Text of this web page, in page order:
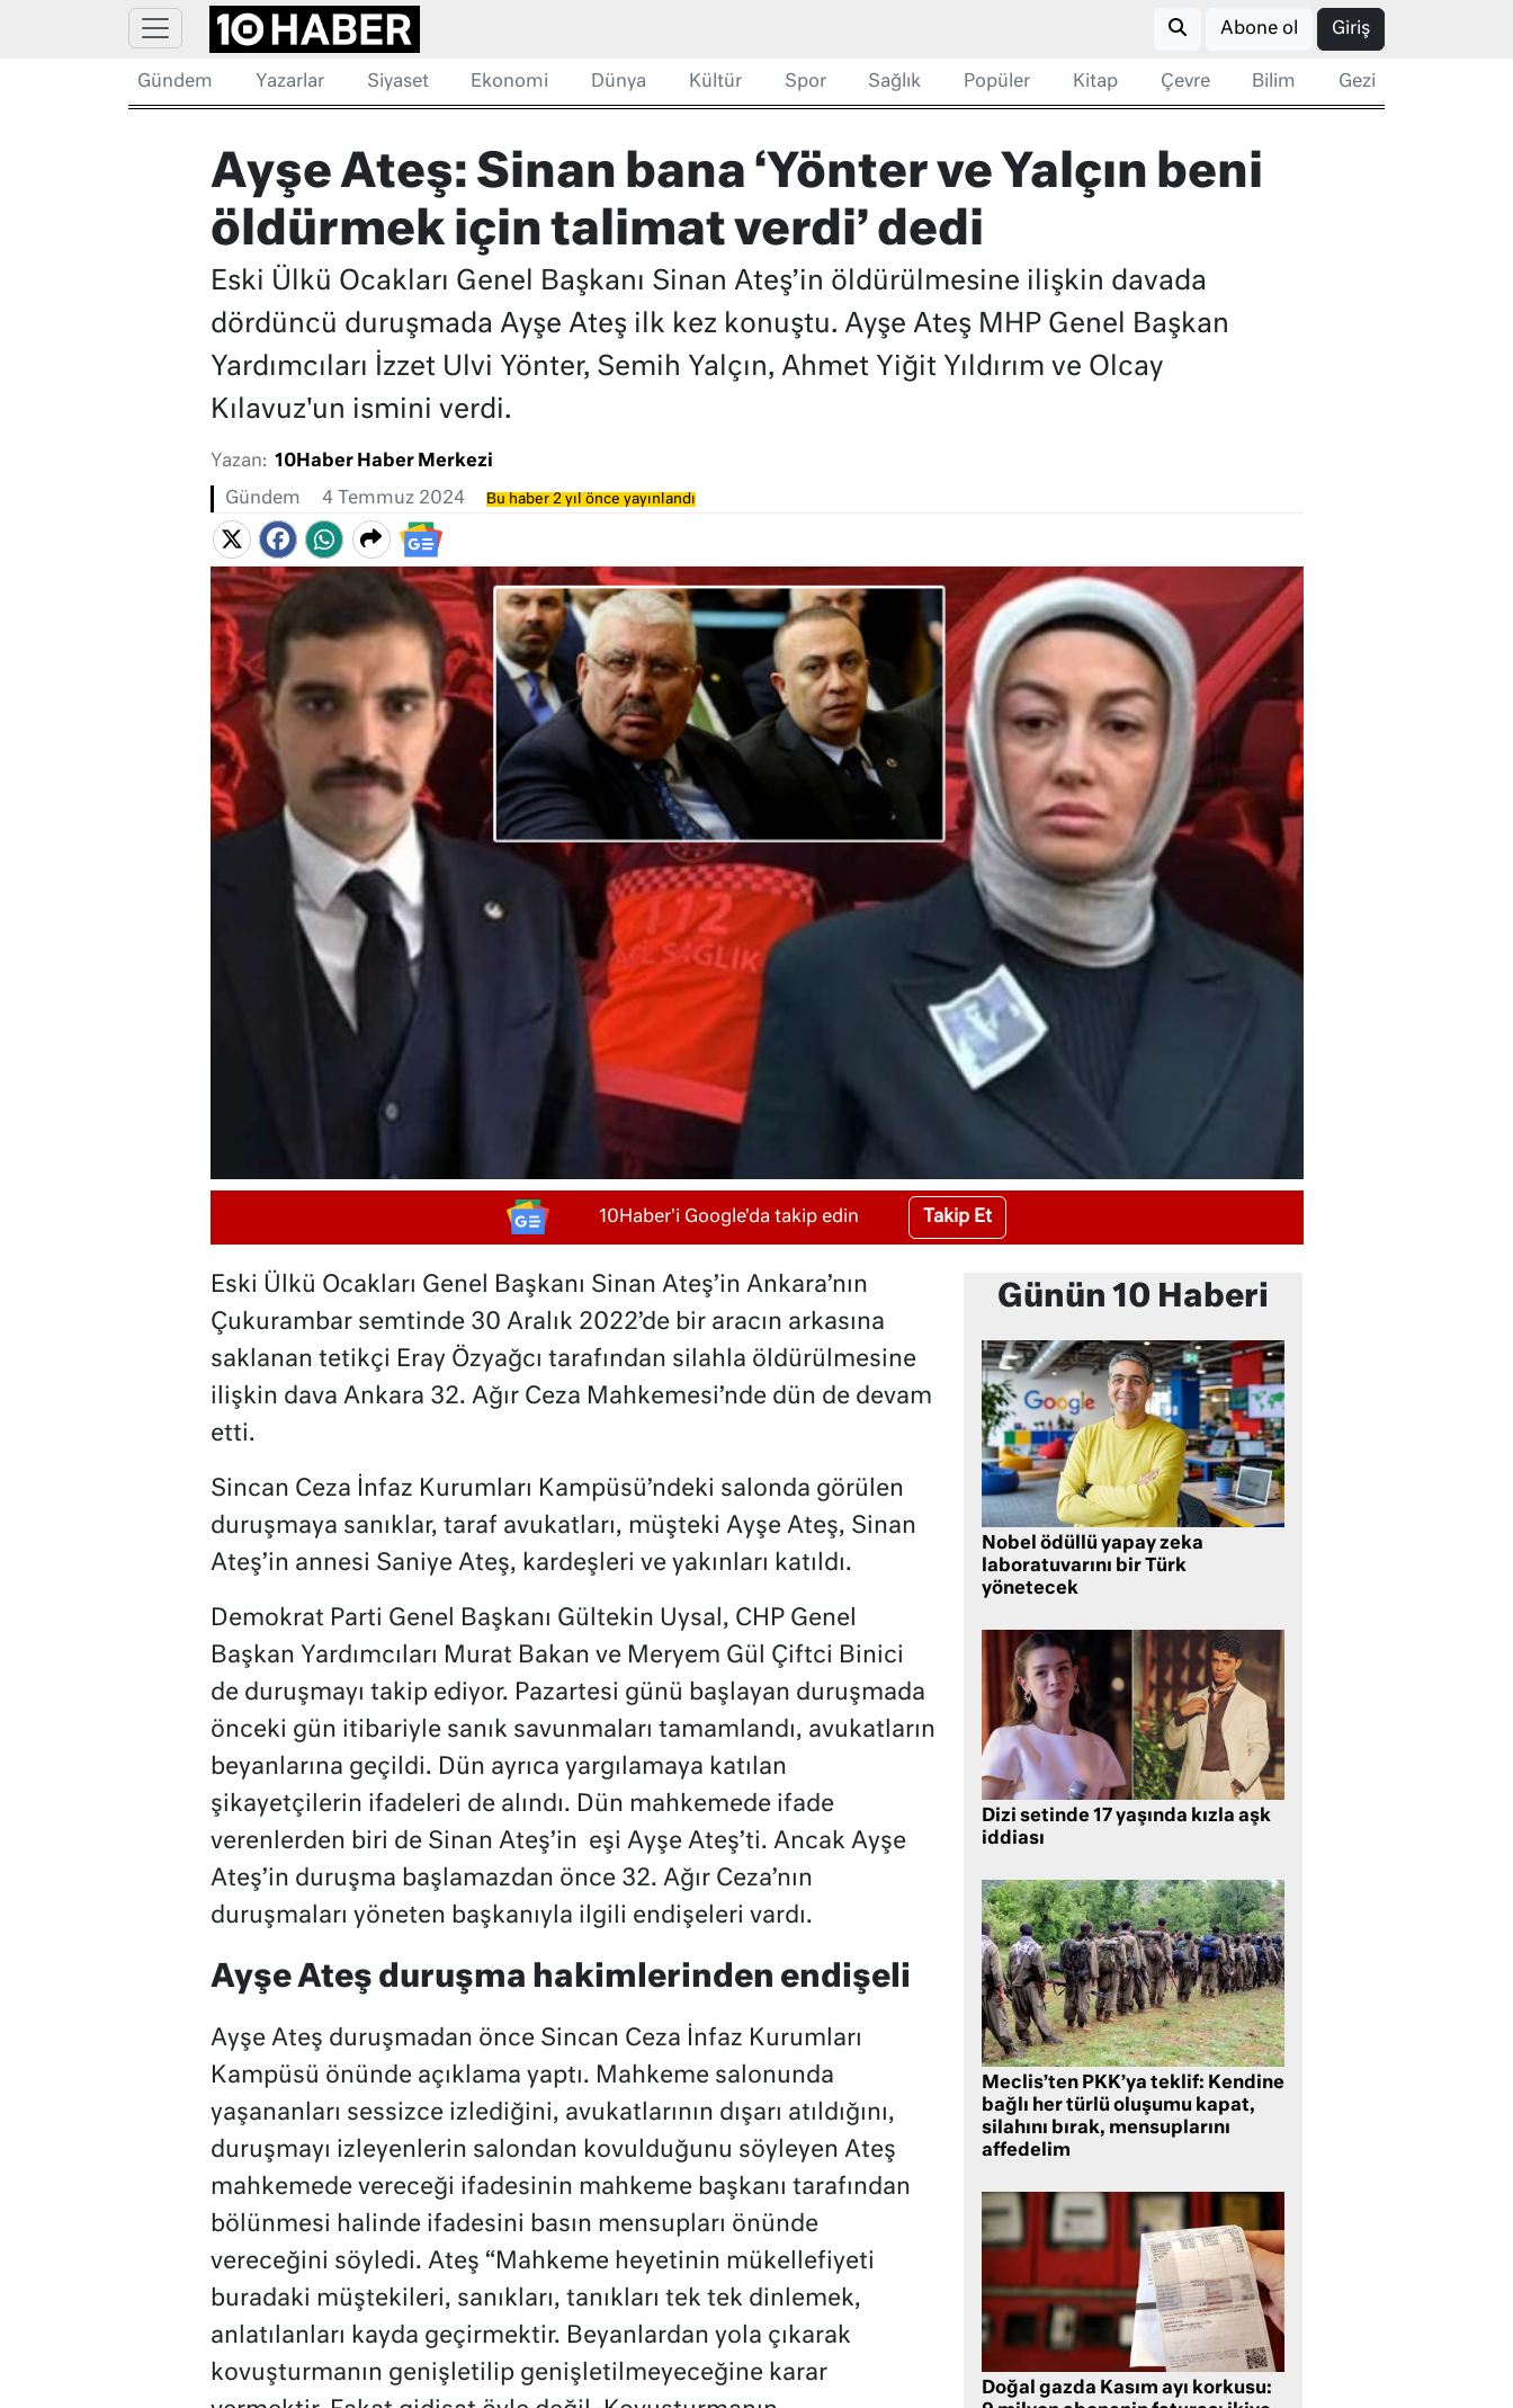
Abone ol Giriş
Gündem Yazarlar Siyaset Ekonomi Dünya Kültür Spor Sağlık Popüler Kitap Çevre Bilim Gezi
Ayşe Ateş: Sinan bana ‘Yönter ve Yalçın beni
öldürmek için talimat verdi’ dedi
Eski Ülkü Ocakları Genel Başkanı Sinan Ateş’in öldürülmesine ilişkin davada
dördüncü duruşmada Ayşe Ateş ilk kez konuştu. Ayşe Ateş MHP Genel Başkan
Yardımcıları İzzet Ulvi Yönter, Semih Yalçın, Ahmet Yiğit Yıldırım ve Olcay
Kılavuz'un ismini verdi.
Yazan: 10Haber Haber Merkezi
Gündem 4 Temmuz 2024 Bu haber 2 yıl önce yayınlandı
10Haber'i Google'da takip edin Takip Et
Eski Ülkü Ocakları Genel Başkanı Sinan Ateş’in Ankara’nın
Çukurambar semtinde 30 Aralık 2022’de bir aracın arkasına
saklanan tetikçi Eray Özyağcı tarafından silahla öldürülmesine
ilişkin dava Ankara 32. Ağır Ceza Mahkemesi’nde dün de devam
etti.
Sincan Ceza İnfaz Kurumları Kampüsü’ndeki salonda görülen
duruşmaya sanıklar, taraf avukatları, müşteki Ayşe Ateş, Sinan
Ateş’in annesi Saniye Ateş, kardeşleri ve yakınları katıldı.
Demokrat Parti Genel Başkanı Gültekin Uysal, CHP Genel
Başkan Yardımcıları Murat Bakan ve Meryem Gül Çiftci Binici
de duruşmayı takip ediyor. Pazartesi günü başlayan duruşmada
önceki gün itibariyle sanık savunmaları tamamlandı, avukatların
beyanlarına geçildi. Dün ayrıca yargılamaya katılan
şikayetçilerin ifadeleri de alındı. Dün mahkemede ifade
verenlerden biri de Sinan Ateş’in eşi Ayşe Ateş’ti. Ancak Ayşe
Ateş’in duruşma başlamazdan önce 32. Ağır Ceza’nın
duruşmaları yöneten başkanıyla ilgili endişeleri vardı.
Ayşe Ateş duruşma hakimlerinden endişeli
Ayşe Ateş duruşmadan önce Sincan Ceza İnfaz Kurumları
Kampüsü önünde açıklama yaptı. Mahkeme salonunda
yaşananları sessizce izlediğini, avukatlarının dışarı atıldığını,
duruşmayı izleyenlerin salondan kovulduğunu söyleyen Ateş
mahkemede vereceği ifadesinin mahkeme başkanı tarafından
bölünmesi halinde ifadesini basın mensupları önünde
vereceğini söyledi. Ateş “Mahkeme heyetinin mükellefiyeti
buradaki müştekileri, sanıkları, tanıkları tek tek dinlemek,
anlatılanları kayda geçirmektir. Beyanlardan yola çıkarak
kovuşturmanın genişletilip genişletilmeyeceğine karar
Günün 10 Haberi
Nobel ödüllü yapay zeka
laboratuvarını bir Türk
yönetecek
Dizi setinde 17 yaşında kızla aşk
iddiası
Meclis’ten PKK’ya teklif: Kendine
bağlı her türlü oluşumu kapat,
silahını bırak, mensuplarını
affedelim
Doğal gazda Kasım ayı korkusu: